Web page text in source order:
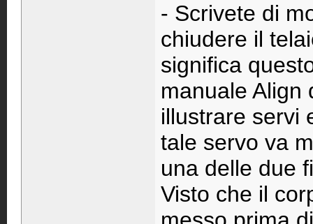
- Scrivete di
chiudere il
significa
manuale Align
illustrare servi
tale servo va
una delle due
Visto che il